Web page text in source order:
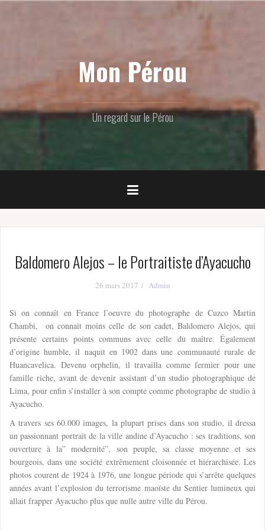
Mon Pérou
Un regard sur le Pérou
Baldomero Alejos – le Portraitiste d’Ayacucho
26 mars 2017 Admin
Si on connaît en France l’oeuvre du photographe de Cuzco Martin
Chambi, on connait moins celle de son cadet, Baldomero Alejos, qui
présente certains points communs avec celle du maître. Également
d’origine humble, il naquit en 1902 dans une communauté rurale de
Huancavelica. Devenu orphelin, il travailla comme fermier pour une
famille riche, avant de devenir assistant d’un studio photographique de
Lima, pour enfin s’installer à son compte comme photographe de studio à
Ayacucho.
A travers ses 60.000 images, la plupart prises dans son studio, il dressa
un passionnant portrait de la ville andine d’Ayacucho : ses traditions, son
ouverture à la” modernité”, son peuple, sa classe moyenne et ses
bourgeois, dans une société extrêmement cloisonnée et hiérarchisée. Les
photos courent de 1924 à 1976, une longue période qui s’arrête quelques
années avant l’explosion du terrorisme maoïste du Sentier lumineux qui
allait frapper Ayacucho plus que nulle autre ville du Pérou.